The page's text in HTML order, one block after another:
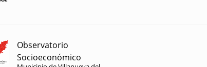
Observatorio
Socioeconómico